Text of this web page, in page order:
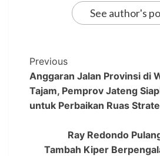
See author's
Previous
Anggaran Jalan Provinsi di
Tajam, Pemprov Jateng
untuk Perbaikan Ruas
Ray Redondo
Tambah Kiper